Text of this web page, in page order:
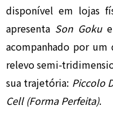
disponível em lojas
apresenta Son Goku
acompanhado por
relevo semi-
sua trajetória: Piccolo
Cell (Forma Perfeita).